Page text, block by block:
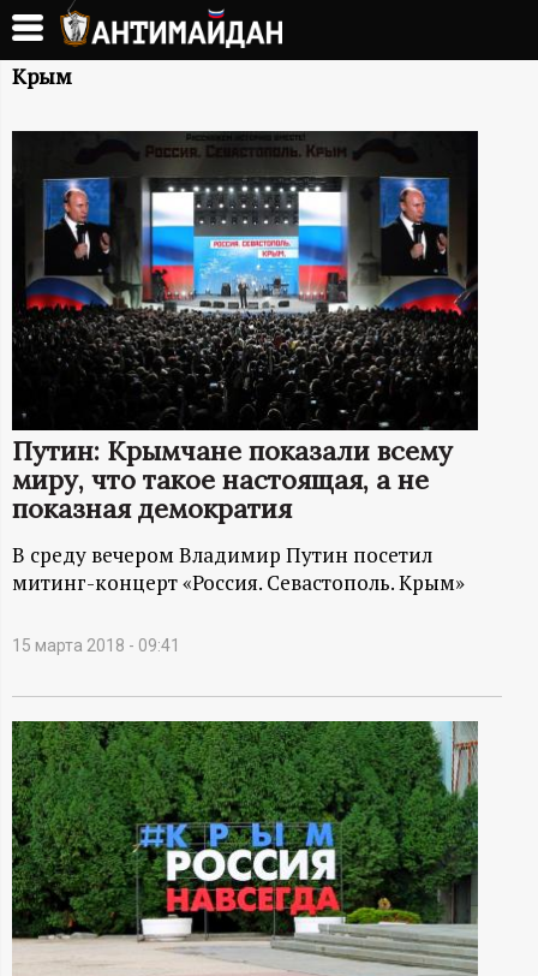
Перейти
основному
А
Н
Т
И
М
А
Й
Д
А
Н
-
и
н
ф
о
р
Крым
Путин: Крымчане показали всему
миру, что такое настоящая, а не
показная демократия
В среду вечером Владимир Путин посетил
митинг-концерт «Россия. Севастополь. Крым»
15 марта 2018 - 09:41